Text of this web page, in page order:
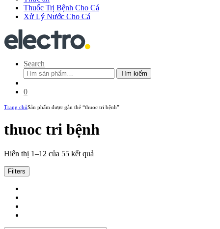
Thuốc Trị Bệnh Cho Cá
Xử Lý Nước Cho Cá
Search
Tìm
kiếm:
Tìm kiếm
0
Trang chủSản phẩm được gắn thẻ “thuoc tri bệnh”
thuoc tri bệnh
Hiển thị 1–12 của 55 kết quả
Filters